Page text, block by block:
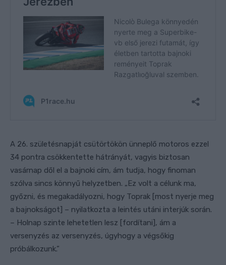
A 26. születésnapját csütörtökön ünneplő motoros ezzel
34 pontra csökkentette hátrányát, vagyis biztosan
vasárnap dől el a bajnoki cím, ám tudja, hogy finoman
szólva sincs könnyű helyzetben. „Ez volt a célunk ma,
győzni, és megakadályozni, hogy Toprak [most nyerje meg
a bajnokságot] – nyilatkozta a leintés utáni interjúk során.
– Holnap szinte lehetetlen lesz [fordítani], ám a
versenyzés az versenyzés, úgyhogy a végsőkig
próbálkozunk.”